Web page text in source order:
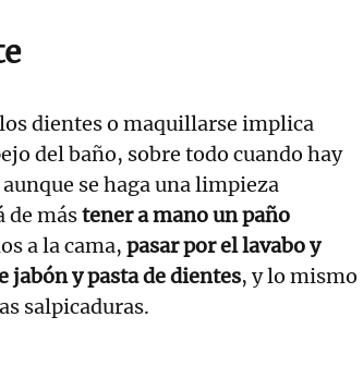
dientes o maquillarse implica
del baño, sobre todo cuando hay
se haga una limpieza
de mástener a mano un paño
a la cama, pasar por el lavabo y
jabón y pasta de dientes, y lo mismo
salpicaduras.